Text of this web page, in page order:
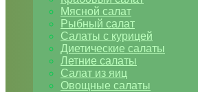
Мясной салат
Рыбный салат
Салаты с курицей
Диетические салаты
Летние салаты
Салат из яиц
Овощные салаты